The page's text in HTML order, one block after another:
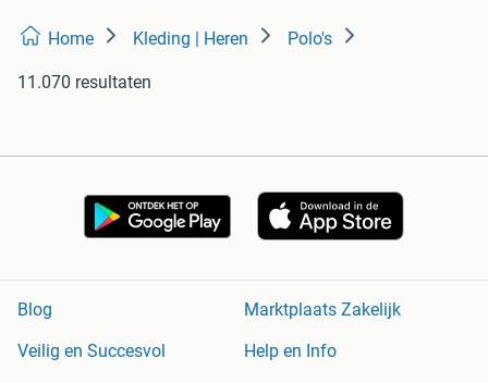
Home Kleding | Heren Polo's
11.070 resultaten
Blog
Marktplaats Zakelijk
Veilig en Succesvol
Help en Info